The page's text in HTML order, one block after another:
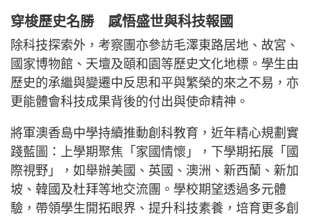
穿梭歷史名勝 感悟盛世與科技報國
除科技探索外，考察團亦參訪毛澤東路居地、故宮、
國家博物館、天壇及頤和園等歷史文化地標。學生由
歷史的承繼與變遷中反思和平與繁榮的來之不易，亦
更能體會科技成果背後的付出與使命精神。
將軍澳香島中學持續推動創科教育，近年精心規劃實
踐藍圖：上學期聚焦「家國情懷」，下學期拓展「國
際視野」，如舉辦美國、英國、澳洲、新西蘭、新加
坡、韓國及杜拜等地交流團。學校期望透過多元體
驗，帶領學生開拓眼界、提升科技素養，培育更多創